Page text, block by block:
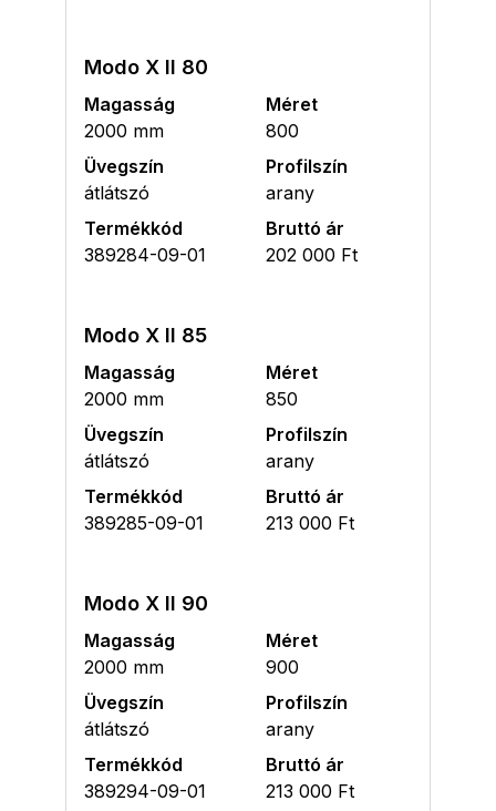
Modo X II 80
Magasság
2000 mm
Méret
800
Üvegszín
átlátszó
Profilszín
arany
Termékkód
389284-09-01
Bruttó ár
202 000 Ft
Modo X II 85
Magasság
2000 mm
Méret
850
Üvegszín
átlátszó
Profilszín
arany
Termékkód
389285-09-01
Bruttó ár
213 000 Ft
Modo X II 90
Magasság
2000 mm
Méret
900
Üvegszín
átlátszó
Profilszín
arany
Termékkód
389294-09-01
Bruttó ár
213 000 Ft